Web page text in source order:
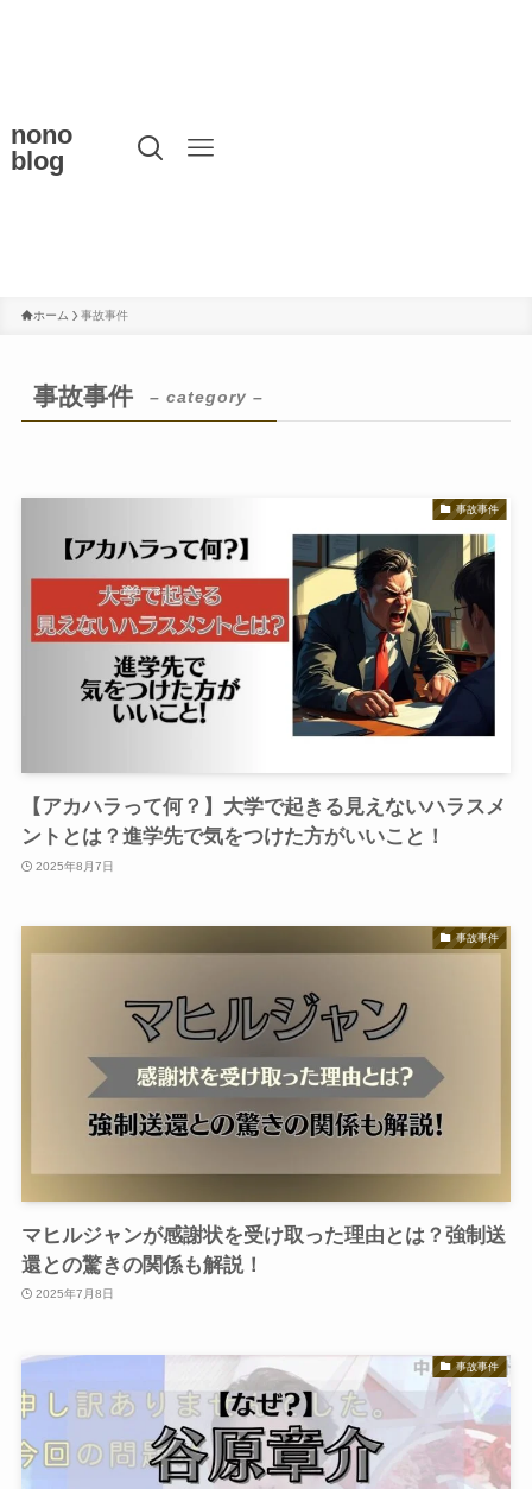
nono
blog
ホーム 事故事件
事故事件 – category –
事故事件
【アカハラって何？】大学で起きる見えないハラスメ
ントとは？進学先で気をつけた方がいいこと！
2025年8月7日
事故事件
マヒルジャンが感謝状を受け取った理由とは？強制送
還との驚きの関係も解説！
2025年7月8日
事故事件